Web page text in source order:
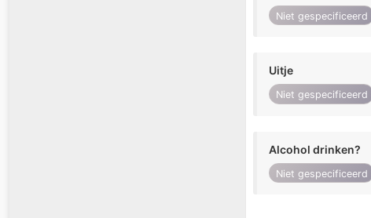
Niet gespecificeerd
Uitje
Niet gespecificeerd
Alcohol drinken?
Niet gespecificeerd